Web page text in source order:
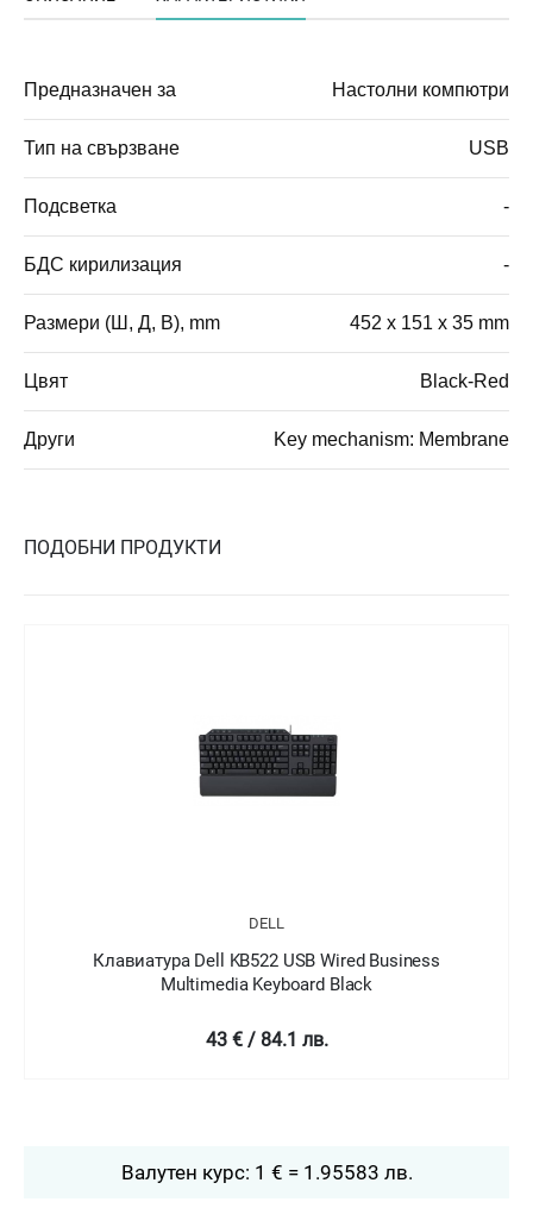
Предназначен за Настолни компютри
Тип на свързване USB
Подсветка -
БДС кирилизация -
Размери (Ш, Д, В), mm 452 x 151 x 35 mm
Цвят Black-Red
Други Key mechanism: Membrane
ПОДОБНИ ПРОДУКТИ
DELL
Клавиатура Dell KB522 USB Wired Business
Multimedia Keyboard Black
43 € / 84.1 лв.
Валутен курс: 1 € = 1.95583 лв.